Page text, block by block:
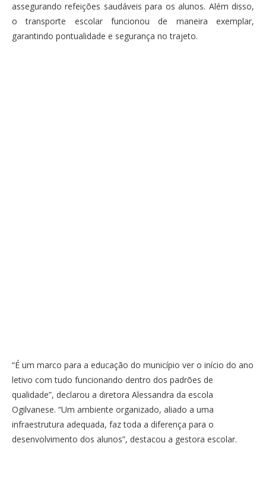
assegurando refeições saudáveis para os alunos. Além disso,
o transporte escolar funcionou de maneira exemplar,
garantindo pontualidade e segurança no trajeto.
“É um marco para a educação do município ver o início do ano
letivo com tudo funcionando dentro dos padrões de
qualidade”, declarou a diretora Alessandra da escola
Ogilvanese. “Um ambiente organizado, aliado a uma
infraestrutura adequada, faz toda a diferença para o
desenvolvimento dos alunos”, destacou a gestora escolar.